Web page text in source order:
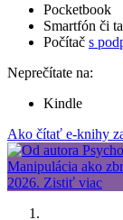
Pocketbook
Smartfón či
Počítač s
Neprečítate na:
Kindle
Ako čítať e-knihy